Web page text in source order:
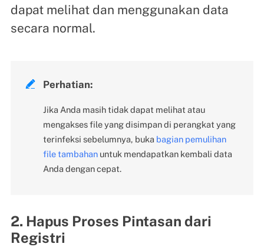
dapat melihat dan menggunakan data
secara normal.
 Perhatian:
Jika Anda masih tidak dapat melihat atau
mengakses file yang disimpan di perangkat yang
terinfeksi sebelumnya, buka bagian pemulihan
file tambahanuntuk mendapatkan kembali data
Anda dengan cepat.
2. Hapus Proses Pintasan dari
Registri